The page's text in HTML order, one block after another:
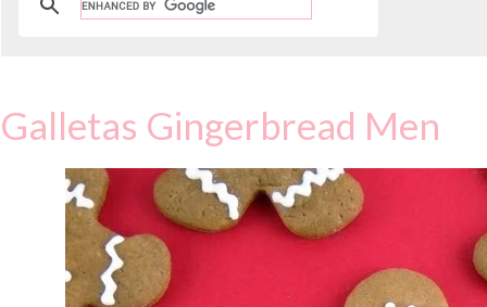
Galletas Gingerbread Men